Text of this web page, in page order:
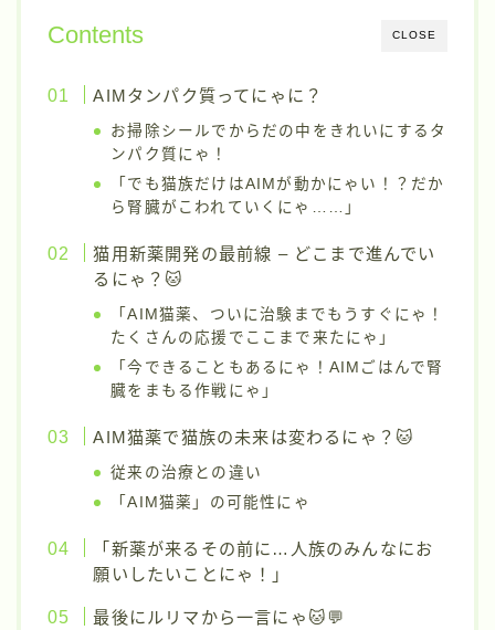
CLOSE
Contents
AIMタンパク質ってにゃに？
お掃除シールでからだの中をきれいにするタ
ンパク質にゃ！
「でも猫族だけはAIMが動かにゃい！？だか
ら腎臓がこわれていくにゃ……」
猫用新薬開発の最前線 – どこまで進んでい
るにゃ？🐱
「AIM猫薬、ついに治験までもうすぐにゃ！
たくさんの応援でここまで来たにゃ」
「今できることもあるにゃ！AIMごはんで腎
臓をまもる作戦にゃ」
AIM猫薬で猫族の未来は変わるにゃ？🐱
従来の治療との違い
「AIM猫薬」の可能性にゃ
「新薬が来るその前に…人族のみんなにお
願いしたいことにゃ！」
最後にルリマから一言にゃ🐱💬